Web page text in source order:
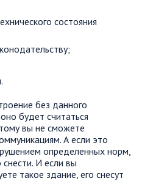
состояния
без данного
будет считаться
вы не сможете
А если это
определенных норм,
И если вы
такое здание, его снесут